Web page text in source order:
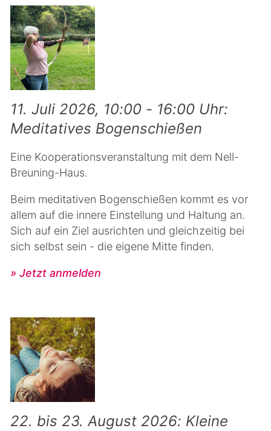
11. Juli 2026, 10:00 - 16:00 Uhr:
Meditatives Bogenschießen
Eine Kooperationsveranstaltung mit dem Nell-
Breuning-Haus.
Beim meditativen Bogenschießen kommt es vor
allem auf die innere Einstellung und Haltung an.
Sich auf ein Ziel ausrichten und gleichzeitig bei
sich selbst sein - die eigene Mitte finden.
» Jetzt anmelden
22. bis 23. August 2026: Kleine